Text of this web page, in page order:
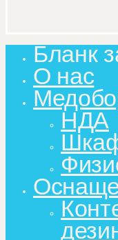
Бланк
О нас
НДА